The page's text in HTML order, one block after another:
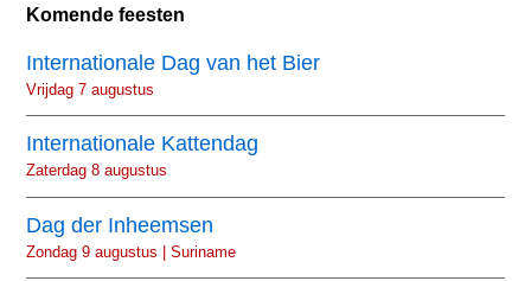
Komende feesten
Internationale Dag van het Bier
Vrijdag 7 augustus
Internationale Kattendag
Zaterdag 8 augustus
Dag der Inheemsen
Zondag 9 augustus | Suriname